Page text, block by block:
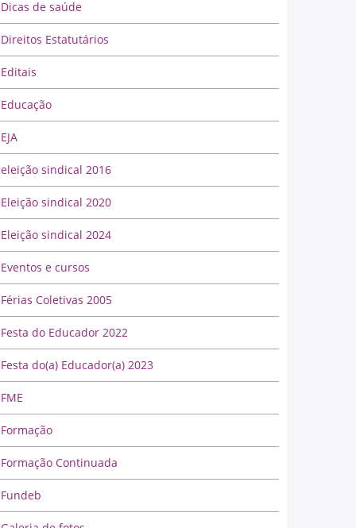
Dicas de saúde
Direitos Estatutários
Editais
Educação
EJA
eleição sindical 2016
Eleição sindical 2020
Eleição sindical 2024
Eventos e cursos
Férias Coletivas 2005
Festa do Educador 2022
Festa do(a) Educador(a) 2023
FME
Formação
Formação Continuada
Fundeb